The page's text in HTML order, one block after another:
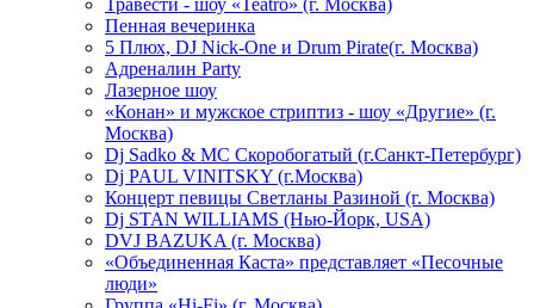
Травести - шоу «Teatro» (г. Москва)
Пенная вечеринка
5 Плюх, DJ Nick-One и Drum Pirate(г. Москва)
Адреналин Party
Лазерное шоу
«Конан» и мужское стриптиз - шоу «Другие» (г.
Москва)
Dj Sadko & МС Скоробогатый (г.Санкт-Петербург)
Dj PAUL VINITSKY (г.Москва)
Концерт певицы Светланы Разиной (г. Москва)
Dj STAN WILLIAMS (Нью-Йорк, USA)
DVJ BAZUKA (г. Москва)
«Объединенная Каста» представляет «Песочные
люди»